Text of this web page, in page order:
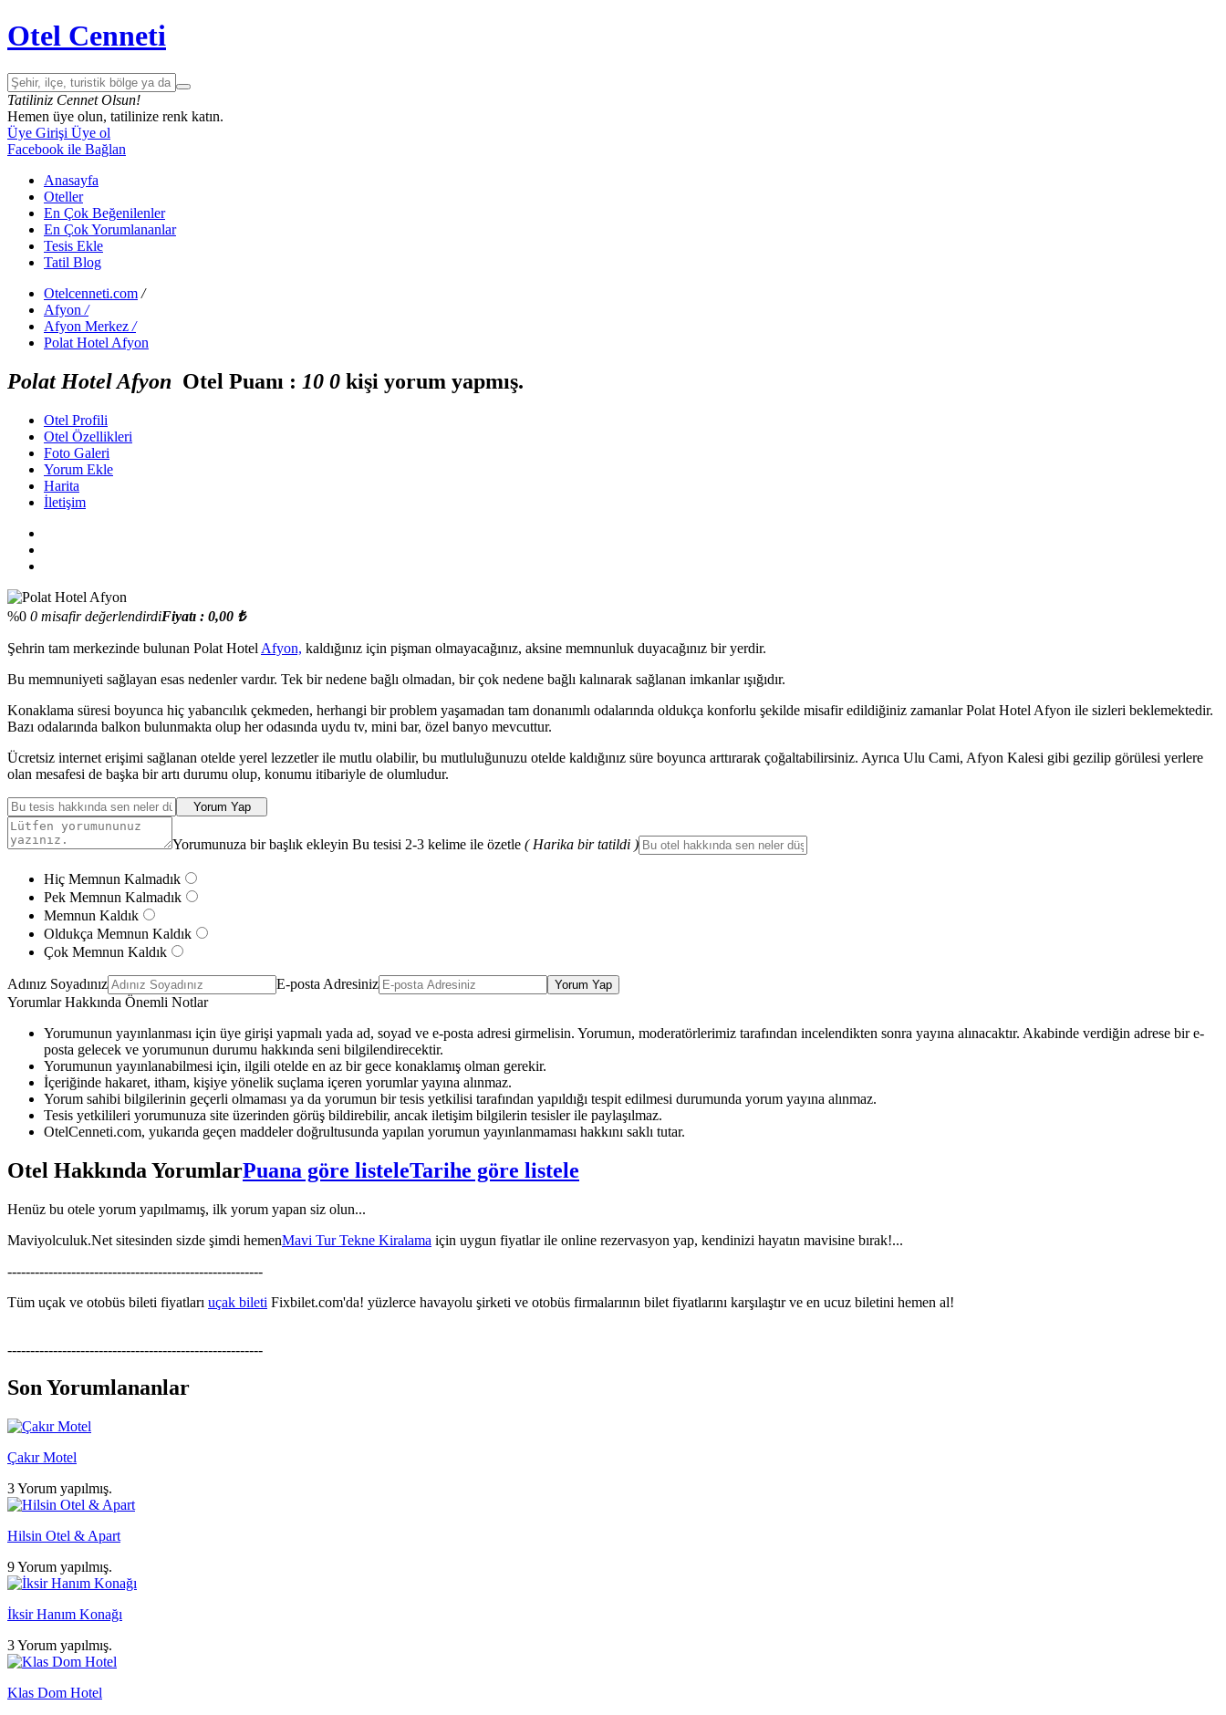
Otel Cenneti
Tatiliniz Cennet Olsun!
Hemen üye olun, tatilinize renk katın.
Üye Girişi Üye ol
Facebook ile Bağlan
Anasayfa
Oteller
En Çok Beğenilenler
En Çok Yorumlananlar
Tesis Ekle
Tatil Blog
Otelcenneti.com /
Afyon /
Afyon Merkez /
Polat Hotel Afyon
Polat Hotel Afyon Otel Puanı : 10 0 kişi yorum yapmış.
Otel Profili
Otel Özellikleri
Foto Galeri
Yorum Ekle
Harita
İletişim
%0 0 misafir değerlendirdiFiyatı : 0,00 ₺
Şehrin tam merkezinde bulunan Polat Hotel Afyon, kaldığınız için pişman olmayacağınız, aksine memnunluk duyacağınız bir yerdir.
Bu memnuniyeti sağlayan esas nedenler vardır. Tek bir nedene bağlı olmadan, bir çok nedene bağlı kalınarak sağlanan imkanlar ışığıdır.
Konaklama süresi boyunca hiç yabancılık çekmeden, herhangi bir problem yaşamadan tam donanımlı odalarında oldukça konforlu şekilde misafir edildiğiniz zamanlar Polat Hotel Afyon ile sizleri beklemektedir.
Bazı odalarında balkon bulunmakta olup her odasında uydu tv, mini bar, özel banyo mevcuttur.
Ücretsiz internet erişimi sağlanan otelde yerel lezzetler ile mutlu olabilir, bu mutluluğunuzu otelde kaldığınız süre boyunca arttırarak çoğaltabilirsiniz. Ayrıca Ulu Cami, Afyon Kalesi gibi gezilip görülesi yerlere
olan mesafesi de başka bir artı durumu olup, konumu itibariyle de olumludur.
Yorum Yap
Yorumunuza bir başlık ekleyin Bu tesisi 2-3 kelime ile özetle ( Harika bir tatildi )
Hiç Memnun Kalmadık
Pek Memnun Kalmadık
Memnun Kaldık
Oldukça Memnun Kaldık
Çok Memnun Kaldık
Adınız Soyadınız E-posta Adresiniz Yorum Yap
Yorumlar Hakkında Önemli Notlar
Yorumunun yayınlanması için üye girişi yapmalı yada ad, soyad ve e-posta adresi girmelisin. Yorumun, moderatörlerimiz tarafından incelendikten sonra yayına alınacaktır. Akabinde verdiğin adrese bir e-
posta gelecek ve yorumunun durumu hakkında seni bilgilendirecektir.
Yorumunun yayınlanabilmesi için, ilgili otelde en az bir gece konaklamış olman gerekir.
İçeriğinde hakaret, itham, kişiye yönelik suçlama içeren yorumlar yayına alınmaz.
Yorum sahibi bilgilerinin geçerli olmaması ya da yorumun bir tesis yetkilisi tarafından yapıldığı tespit edilmesi durumunda yorum yayına alınmaz.
Tesis yetkilileri yorumunuza site üzerinden görüş bildirebilir, ancak iletişim bilgilerin tesisler ile paylaşılmaz.
OtelCenneti.com, yukarıda geçen maddeler doğrultusunda yapılan yorumun yayınlanmaması hakkını saklı tutar.
Otel Hakkında YorumlarPuana göre listeleTarihe göre listele
Henüz bu otele yorum yapılmamış, ilk yorum yapan siz olun...
Maviyolculuk.Net sitesinden sizde şimdi hemenMavi Tur Tekne Kiralama için uygun fiyatlar ile online rezervasyon yap, kendinizi hayatın mavisine bırak!...
--------------------------------------------------------
Tüm uçak ve otobüs bileti fiyatları uçak bileti Fixbilet.com'da! yüzlerce havayolu şirketi ve otobüs firmalarının bilet fiyatlarını karşılaştır ve en ucuz biletini hemen al!
--------------------------------------------------------
Son Yorumlananlar
Çakır Motel
3 Yorum yapılmış.
Hilsin Otel & Apart
9 Yorum yapılmış.
İksir Hanım Konağı
3 Yorum yapılmış.
Klas Dom Hotel